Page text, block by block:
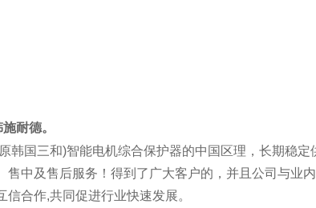
耐德。
韩国三和)智能电机综合保护器的中国区理，长期稳
售中及售后服务！得到了广大客户的，并且公司与业
合作,共同促进行业快速发展。